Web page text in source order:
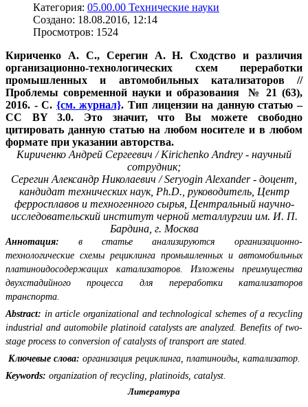
Категория: 05.00.00 Технические науки
Создано: 18.08.2016, 12:14
Просмотров: 1524
Кириченко А. С., Серегин А. Н. Сходство и различия
организационно-технологических схем переработки
промышленных и автомобильных катализаторов //
Проблемы современной науки и образования № 21 (63),
2016. - С. {см. журнал}. Тип лицензии на данную статью –
CC BY 3.0. Это значит, что Вы можете свободно
цитировать данную статью на любом носителе и в любом
формате при указании авторства.
Кириченко Андрей Сергеевич / Kirichenko Andrey - научный
сотрудник;
Серегин Александр Николаевич / Seryogin Alexander - доцент,
кандидат технических наук, Ph.D., руководитель, Центр
ферросплавов и техногенного сырья, Центральный научно-
исследовательский институт черной металлургии им. И. П.
Бардина, г. Москва
Аннотация: в статье анализируются организационно-
технологические схемы рециклинга промышленных и автомобильных
платиноидосодержащих катализаторов. Изложены преимущества
двухстадийного процесса для переработки катализаторов
транспорта.
Abstract: in article organizational and technological schemes of a recycling
industrial and automobile platinoid catalysts are analyzed. Benefits of two-
stage process to conversion of catalysts of transport are stated.
Ключевые слова: организация рециклинга, платиноиды, катализатор.
Keywords: organization of recycling, platinoids, catalyst.
Литература